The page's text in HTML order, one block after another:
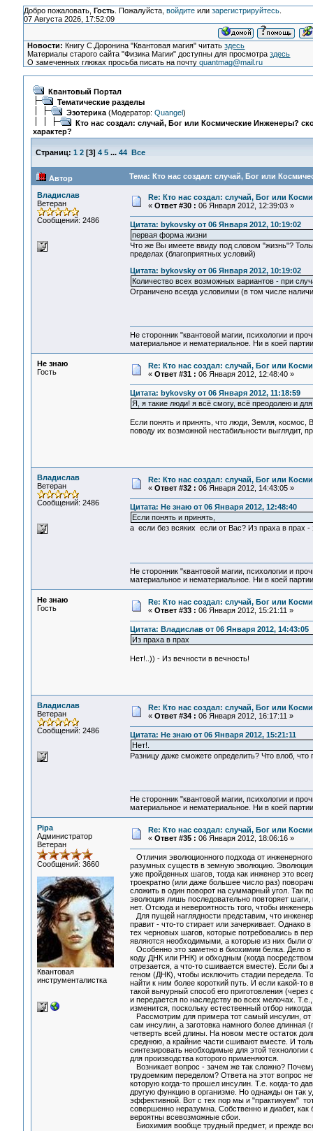
Добро пожаловать, Гость. Пожалуйста, войдитеили зарегистрируйтесь.
07 Августа 2026, 17:52:09
Новости: Книгу С.Доронина "Квантовая магия" читатьздесь
Материалы старого сайта "Физика Магии" доступны для просмотраздесь
О замеченных глюках просьба писать на почтуquantmag@mail.ru
Квантовый Портал
Тематические разделы
Эзотерика(Модератор: Quangel)
Кто нас создал: случай, Бог или Космические Инженеры?
характер?
Страниц: 1 2[3] 4 5 ... 44 Все
Автор Тема: Кто нас создал: случай, Бог или
Владислав
Ветеран
Сообщений: 2486
Re: Кто нас создал: случай, Бог или
« Ответ #30 : 06 Января 2012, 12:39:03 »
Цитата: bykovsky от 06 Января 2012, 10:19:02
первая форма жизни
Что же Вы имеете ввиду под словом "жизнь"?
пределах (благоприятных условий)
Цитата: bykovsky от 06 Января 2012, 10:19:02
Количество всех возможных вариантов - при
Ограничено всегда условиями (в том числе
Не сторонник "квантовой магии, психологии и
материальное и нематериальное. Ни в коей
Не знаю
Гость
Re: Кто нас создал: случай, Бог или
« Ответ #31 : 06 Января 2012, 12:48:40 »
Цитата: bykovsky от 06 Января 2012, 11:18:59
Я, я такие люди! я всё смогу, всё преодолею и
Если понять и принять, что люди, Земля,
поводу их возможной нестабильности выглядит,
Владислав
Ветеран
Сообщений: 2486
Re: Кто нас создал: случай, Бог или
« Ответ #32 : 06 Января 2012, 14:43:05 »
Цитата: Не знаю от 06 Января 2012, 12:48:40
Если понять и принять,
а если без всяких если от Вас? Из праха в прах -
Не сторонник "квантовой магии, психологии и
материальное и нематериальное. Ни в коей
Не знаю
Гость
Re: Кто нас создал: случай, Бог или
« Ответ #33 : 06 Января 2012, 15:21:11 »
Цитата: Владислав от 06 Января 2012, 14:43:05
Из праха в прах
Нет!..)) - Из вечности в вечность!
Владислав
Ветеран
Сообщений: 2486
Re: Кто нас создал: случай, Бог или
« Ответ #34 : 06 Января 2012, 16:17:11 »
Цитата: Не знаю от 06 Января 2012, 15:21:11
Нет!.
Разницу даже сможете определить? Что влоб, что
Не сторонник "квантовой магии, психологии и
материальное и нематериальное. Ни в коей
Pipa
Администратор
Ветеран
Сообщений: 3660
Квантовая
инструменталистка
Re: Кто нас создал: случай, Бог или
« Ответ #35 : 06 Января 2012, 18:06:16 »
Отличия эволюционного подхода от
разумных существ в земную эволюцию.
уже пройденных шагов, тогда как инженер это
троекратно (или даже большее число раз)
сложить в один поворот на суммарный угол. Так
эволюция лишь последовательно повторяет
нет. Отсюда и невероятность того, чтобы
Для пущей наглядности представим, что
правит - что-то стирает или зачеркивает. Однако
тех черновых шагов, которые потребовались в
являются необходимыми, а которые из них были
Особенно это заметно в биохимии белка. Дело
коду ДНК или РНК) и обходным (когда
отрезается, а что-то сшивается вместе). Если
геном (ДНК), чтобы исключить стадии передела.
найти к ним более короткий путь. И если какой-
такой вычурный способ его приготовления
и передается по наследству во всех мелочах.
изменится, поскольку естественный отбор
Рассмотрим для примера тот самый инсулин, от
сам инсулин, а заготовка намного более длинная
четверть всей длины. На новом месте остаток
среднюю, а крайние части сшивают вместе. И
синтезировать необходимые для этой
для производства которого применяются.
Возникает вопрос - зачем же так сложно?
трудоемким переделом? Ответа на этот вопрос
которую когда-то прошел инсулин. Т.е. когда-то
другую функцию в организме. Но однажды он так
эффективной. Вот с тех пор мы и "практикуем"
совершенно неразумна. Собственно и диабет, как
вероятны всевозможные сбои.
Биохимия вообще трудный предмет, и прежде